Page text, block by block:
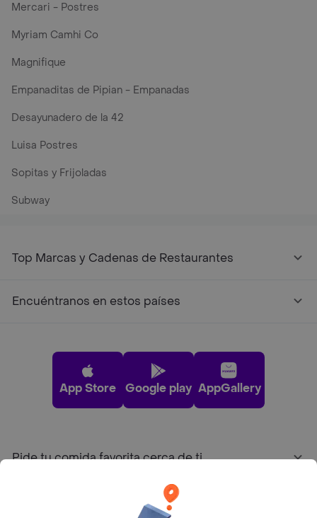
Mercari - Postres
Myriam Camhi Co
Magnifique
Empanaditas de Pipian - Empanadas
Desayunadero de la 42
Luisa Postres
Sopitas y Frijoladas
Subway
Top Marcas y Cadenas de Restaurantes
Encuéntranos en estos países
App Store Google play AppGallery
Pide tu comida favorita cerca de ti